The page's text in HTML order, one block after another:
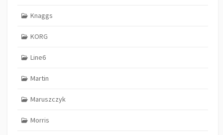
Knaggs
KORG
Line6
Martin
Maruszczyk
Morris